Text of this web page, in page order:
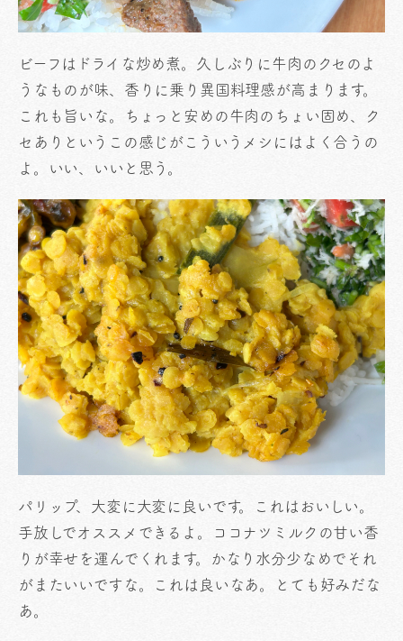
ビーフはドライな炒め煮。久しぶりに牛肉のクセのよ
うなものが味、香りに乗り異国料理感が高まります。
これも旨いな。ちょっと安めの牛肉のちょい固め、ク
セありというこの感じがこういうメシにはよく合うの
よ。いい、いいと思う。
パリップ、大変に大変に良いです。これはおいしい。
手放しでオススメできるよ。ココナツミルクの甘い香
りが幸せを運んでくれます。かなり水分少なめでそれ
がまたいいですな。これは良いなあ。とても好みだな
あ。